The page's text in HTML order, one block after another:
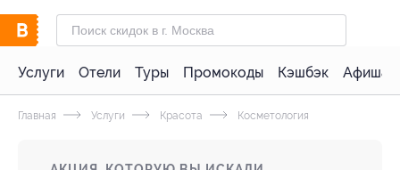
Услуги Отели Туры Промокоды Кэшбэк Афиша
Главная Услуги Красота Косметология